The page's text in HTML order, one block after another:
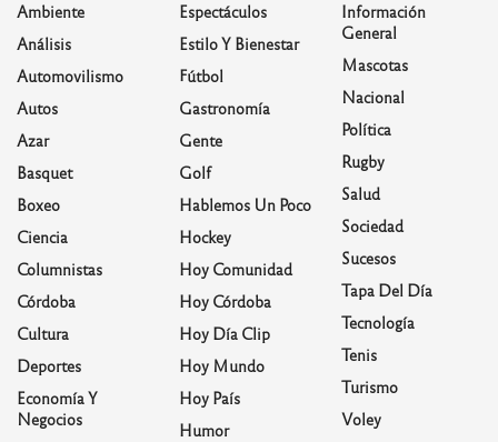
Ambiente
Análisis
Automovilismo
Autos
Azar
Basquet
Boxeo
Ciencia
Columnistas
Córdoba
Cultura
Deportes
Economía Y
Negocios
Espectáculos
Estilo Y Bienestar
Fútbol
Gastronomía
Gente
Golf
Hablemos Un Poco
Hockey
Hoy Comunidad
Hoy Córdoba
Hoy Día Clip
Hoy Mundo
Hoy País
Humor
Información
General
Mascotas
Nacional
Política
Rugby
Salud
Sociedad
Sucesos
Tapa Del Día
Tecnología
Tenis
Turismo
Voley